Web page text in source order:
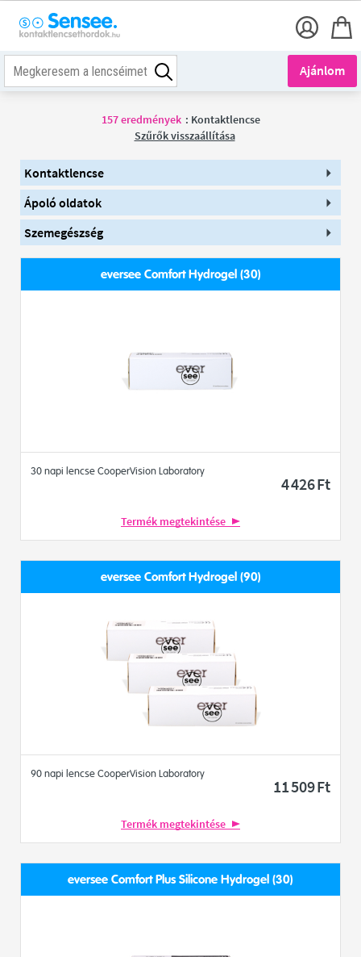
Ajánlom
157eredmények : Kontaktlencse
Szűrők visszaállítása
Kontaktlencse
Ápoló oldatok
Szemegészség
eversee Comfort Hydrogel (30)
30 napi lencse CooperVision Laboratory
4 426Ft
Termék megtekintése
eversee Comfort Hydrogel (90)
90 napi lencse CooperVision Laboratory
11 509Ft
Termék megtekintése
eversee Comfort Plus Silicone Hydrogel (30)